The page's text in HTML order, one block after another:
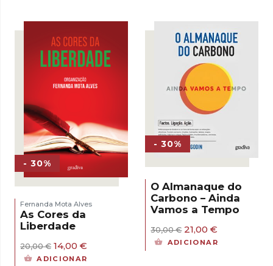
- 30%
Fernanda Mota Alves
As Cores da
Liberdade
20,00€ O
preço
14,00 €
ADICIONAR
- 30%
O Almanaque do
Carbono – Ainda
Vamos a Tempo
30,00€ O
preço
21,00€
preço
ADICIONAR